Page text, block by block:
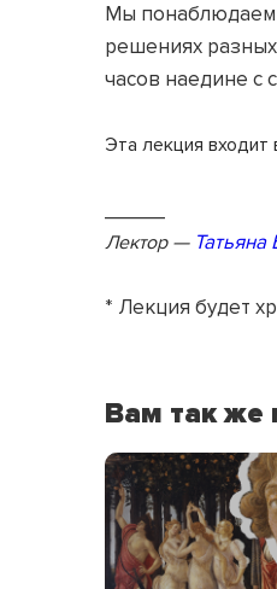
Мы понаблюдаем
решениях
часов наедине с
Эта лекция входит
Лектор—
* Лекция будет
Вам так же